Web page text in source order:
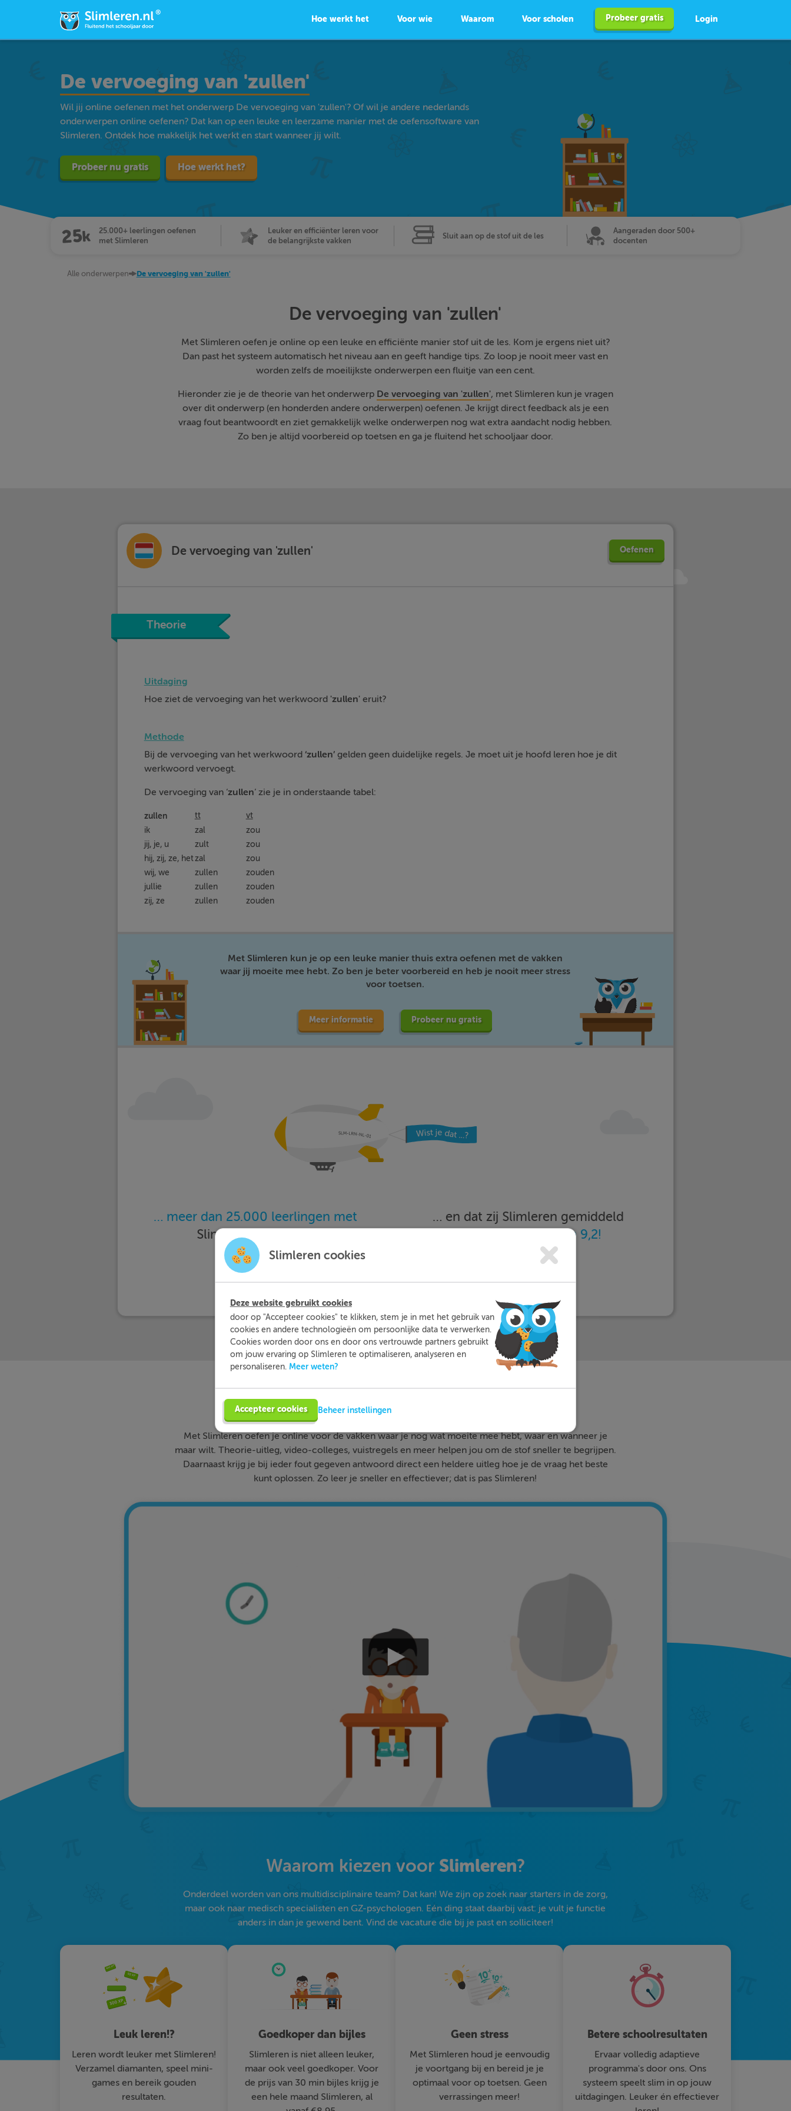
Hoe werkt het Voor wie Waarom Voor scholen Probeer gratis Login
De vervoeging van 'zullen'
Wil jij online oefenen met het onderwerp De vervoeging van 'zullen'? Of wil je andere nederlands
onderwerpen online oefenen? Dat kan op een leuke en leerzame manier met de oefensoftware van
Slimleren. Ontdek hoe makkelijk het werkt en start wanneer jij wilt.
Probeer nu gratis Hoe werkt het?
25.000+ leerlingen oefenen
met Slimleren
Leuker en efficiënter leren voor
de belangrijkste vakken
Sluit aan op de stof uit de les
Aangeraden door 500+
docenten
Alle onderwerpen De vervoeging van 'zullen'
De vervoeging van 'zullen'
Met Slimleren oefen je online op een leuke en efficiënte manier stof uit de les. Kom je ergens niet uit?
Dan past het systeem automatisch het niveau aan en geeft handige tips. Zo loop je nooit meer vast en
worden zelfs de moeilijkste onderwerpen een fluitje van een cent.
Hieronder zie je de theorie van het onderwerp De vervoeging van 'zullen', met Slimleren kun je vragen
over dit onderwerp (en honderden andere onderwerpen) oefenen. Je krijgt direct feedback als je een
vraag fout beantwoordt en ziet gemakkelijk welke onderwerpen nog wat extra aandacht nodig hebben.
Zo ben je altijd voorbereid op toetsen en ga je fluitend het schooljaar door.
De vervoeging van 'zullen' Oefenen
Theorie
Uitdaging
Hoe ziet de vervoeging van het werkwoord 'zullen'eruit?
Methode
Bij de vervoeging van het werkwoord ‘zullen’gelden geen duidelijke regels. Je moet uit je hoofd leren hoe je dit
werkwoord vervoegt.
De vervoeging van ‘zullen’ zie je in onderstaande tabel:
zullen tt
vt
ik
zal
zou
jij, je, u
zult
zou
hij, zij, ze, hetzal
zou
wij, we
zullen
zouden
jullie
zullen
zouden
zij, ze
zullen zouden
Met Slimleren kun je op een leuke manier thuis extra oefenen met de vakken
waar jij moeite mee hebt. Zo ben je beter voorbereid en heb je nooit meer stress
voor toetsen.
Meer informatie Probeer nu gratis
… meer dan 25.000 leerlingen met
Slimleren oefenen…
… en dat zij Slimleren gemiddeld
met een 9,2!
Wat isSlimleren
Met Slimleren oefen je online voor de vakken waar je nog wat moeite mee hebt, waar en wanneer je
maar wilt. Theorie-uitleg, video-colleges, vuistregels en meer helpen jou om de stof sneller te begrijpen.
Daarnaast krijg je bij ieder fout gegeven antwoord direct een heldere uitleg hoe je de vraag het beste
kunt oplossen. Zo leer je sneller en effectiever; dat is pas Slimleren!
Waarom kiezen voor Slimleren?
Onderdeel worden van ons multidisciplinaire team? Dat kan! We zijn op zoek naar starters in de zorg,
maar ook naar medisch specialisten en GZ-psychologen. Eén ding staat daarbij vast: je vult je functie
anders in dan je gewend bent. Vind de vacature die bij je past en solliciteer!
Leuk leren!?
Leren wordt leuker met Slimleren!
Verzamel diamanten, speel mini-
games en bereik gouden
resultaten.
Goedkoper dan bijles
Slimleren is niet alleen leuker,
maar ook veel goedkoper. Voor
de prijs van 30 min bijles krijg je
een hele maand Slimleren, al
Geen stress
Met Slimleren houd je eenvoudig
je voortgang bij en bereid je je
optimaal voor op toetsen. Geen
verrassingen meer!
Betere schoolresultaten
Ervaar volledig adaptieve
programma's door ons. Ons
systeem speelt slim in op jouw
uitdagingen. Leuker én effectiever
Slimleren cookies
Deze website gebruikt cookies
door op "Accepteer cookies" te klikken, stem je in met het gebruik van
cookies en andere technologieën om persoonlijke data te verwerken.
Cookies worden door ons en door ons vertrouwde partners gebruikt
om jouw ervaring op Slimleren te optimaliseren, analyseren en
personaliseren. Meer weten?
Accepteer cookies Beheer instellingen